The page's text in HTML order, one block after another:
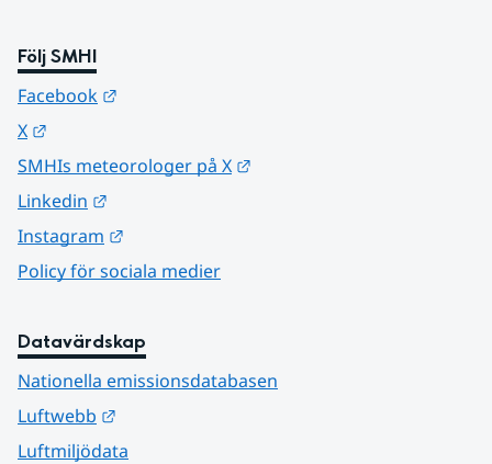
Följ SMHI
Facebook
X
SMHIs meteorologer på X
Linkedin
Instagram
Policy för sociala medier
Datavärdskap
Nationella emissionsdatabasen
Luftwebb
Luftmiljödata